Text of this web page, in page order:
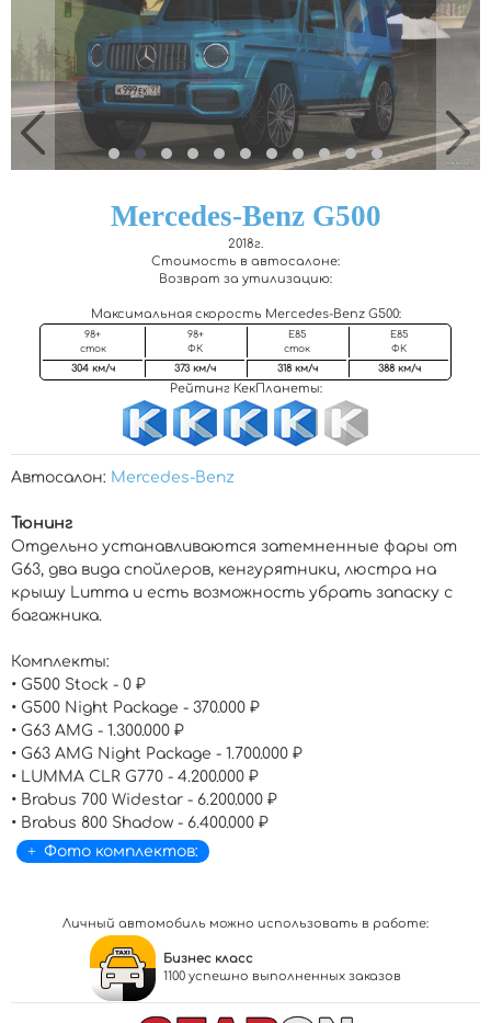
Mercedes-Benz G500
2018г.
Стоимость в автосалоне:
Возврат за утилизацию:
Максимальная скорость Mercedes-Benz G500:
98+
сток
98+
ФК
Е85
сток
Е85
ФК
304 км/ч
373 км/ч 318 км/ч 388 км/ч
Рейтинг КекПланеты:
Автосалон: Mercedes-Benz
Тюнинг
Отдельно устанавливаются затемненные фары от
G63, два вида спойлеров, кенгурятники, люстра на
крышу Lumma и есть возможность убрать запаску с
багажника.
Комплекты:
• G500 Stock - 0 ₽
• G500 Night Package - 370.000 ₽
• G63 AMG - 1.300.000 ₽
• G63 AMG Night Package - 1.700.000 ₽
• LUMMA CLR G770 - 4.200.000 ₽
• Brabus 700 Widestar - 6.200.000 ₽
• Brabus 800 Shadow - 6.400.000 ₽
Фото комплектов:
Личный автомобиль можно использовать в работе:
Бизнес класс
1100 успешно выполненных заказов